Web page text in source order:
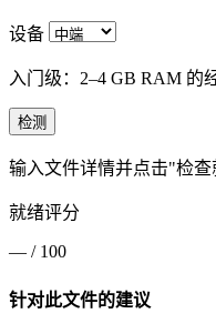
设备
入门级：2–4 GB RAM 的
检测
输入文件详情并点击"检查
就绪评分
— / 100
针对此文件的建议